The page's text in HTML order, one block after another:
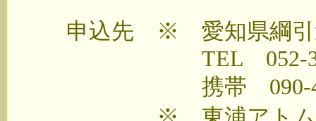
申込先 ※ 愛知県綱引
TEL 052-362-
携帯 090-